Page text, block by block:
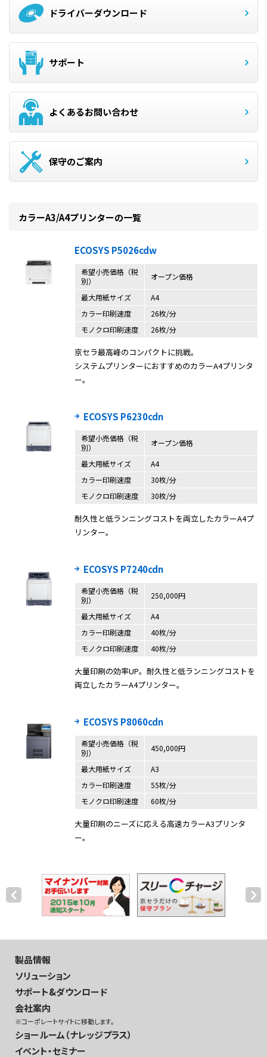
ドライバーダウンロード
サポート
よくあるお問い合わせ
保守のご案内
カラーA3/A4プリンターの一覧
ECOSYS P5026cdw
希望小売価格（税
別）
オープン価格
最大用紙サイズ
A4
カラー印刷速度
26枚/分
モノクロ印刷速度
26枚/分
京セラ最高峰のコンパクトに挑戦。
システムプリンターにおすすめのカラーA4プリンタ
ー。
ECOSYS P6230cdn
希望小売価格（税
別）
オープン価格
最大用紙サイズ
A4
カラー印刷速度
30枚/分
モノクロ印刷速度
30枚/分
耐久性と低ランニングコストを両立したカラーA4プ
リンター。
ECOSYS P7240cdn
希望小売価格（税
別）
250,000円
最大用紙サイズ
A4
カラー印刷速度
40枚/分
モノクロ印刷速度
40枚/分
大量印刷の効率UP。耐久性と低ランニングコストを
両立したカラーA4プリンター。
ECOSYS P8060cdn
希望小売価格（税
別）
450,000円
最大用紙サイズ
A3
カラー印刷速度
55枚/分
モノクロ印刷速度
60枚/分
大量印刷のニーズに応える高速カラーA3プリンタ
ー。
製品情報
ソリューション
サポート&ダウンロード
会社案内
※コーポレートサイトに移動します。
ショールーム（ナレッジプラス）
イベント・セミナー